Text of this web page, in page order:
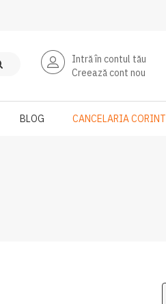
Intră în contul tău
Creează cont nou
BLOG CANCELARIA CORINT